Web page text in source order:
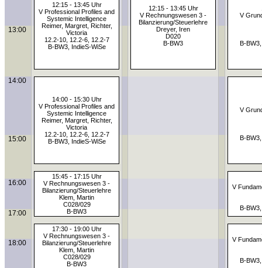
12:15 - 13:45 Uhr
V Professional Profiles and
Systemic Intelligence
Reimer, Margret, Richter,
Victoria
12.2-10, 12.2-6, 12.2-7
B-BW3, IndieS-WiSe
12:15 - 13:45 Uhr
V Rechnungswesen 3 -
Bilanzierung/Steuerlehre
Dreyer, Iren
D020
B-BW3
V
B-
13:00
14:00
14:00 - 15:30 Uhr
V Professional Profiles and
Systemic Intelligence
Reimer, Margret, Richter,
Victoria
12.2-10, 12.2-6, 12.2-7
B-BW3, IndieS-WiSe
V
B-
15:00
15:45 - 17:15 Uhr
V Rechnungswesen 3 -
Bilanzierung/Steuerlehre
Klem, Martin
C028/029
B-BW3
V
B-
16:00
17:00
17:30 - 19:00 Uhr
V Rechnungswesen 3 -
Bilanzierung/Steuerlehre
Klem, Martin
C028/029
B-BW3
V
B-
18:00